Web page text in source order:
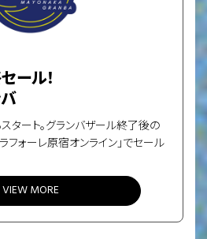
ール！
スタート。グランバザール終了後の
フォーレ原宿オンライン」でセール
VIEW MORE